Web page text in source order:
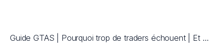
Guide GTAS | Pourquoi trop de traders échouent | Et comment gagner sérieusement en bourse